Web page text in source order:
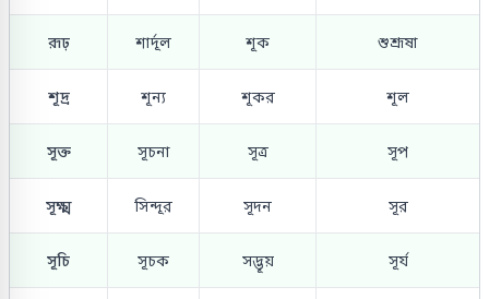
রূঢ় শার্দূল শূক শুশ্রূষা
শূদ্র শূন্য শূকর শূল
সূক্ত সূচনা সূত্র সূপ
সূক্ষ্ম সিন্দূর সূদন সূর
সূচি সূচক সদ্ভূয় সূর্য